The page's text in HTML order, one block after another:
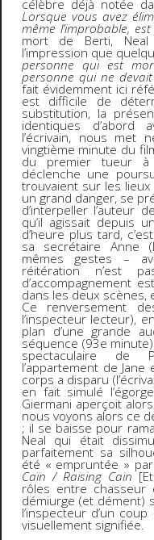
célèbre déjà notée
Lorsque vous avez
même l’improbable,
mort de Berti, Neal
l’impression que
personne qui est
personne qui ne
fait évidemment ici
est difficile de
substitution, la
identiques d’abord
l’écrivain, nous met
vingtième minute du
du premier tueur à
déclenche une
trouvaient sur les lieux
un grand danger, se
d’interpeller l’auteur
qu’il agissait depuis
d’heure plus tard,
sa secrétaire Anne
mêmes gestes –
réitération n’est
d’accompagnement
dans les deux scènes,
Ce renversement
l’inspecteur lecteur),
plan d’une grande
séquence (93e
spectaculaire de
l’appartement de
corps a disparu
en fait simulé
Giermani aperçoit
nous voyons alors ce
; il se baisse pour
Neal qui était
parfaitement sa
été « empruntée »
Caïn / Raising Cain
rôles entre chasseur
démiurge (et dément)
l’inspecteur d’un
visuellement signifiée.